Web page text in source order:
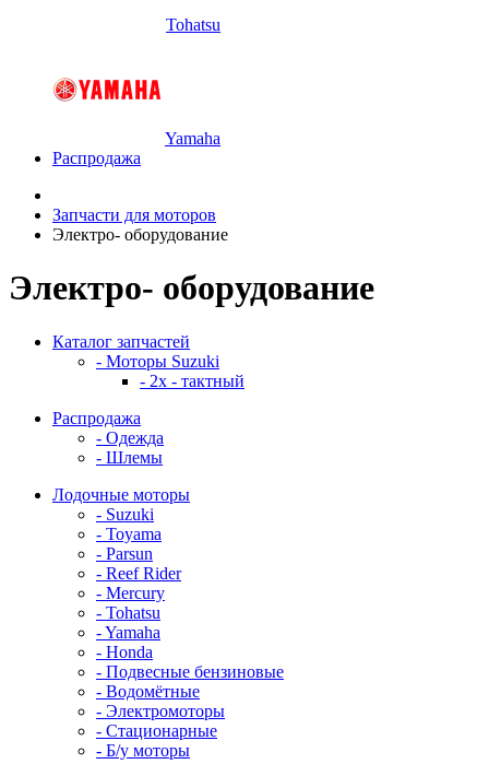
Tohatsu
Yamaha
Распродажа
Запчасти для моторов
Электро- оборудование
Электро- оборудование
Каталог запчастей
- Моторы Suzuki
- 2x - тактный
Распродажа
- Одежда
- Шлемы
Лодочные моторы
- Suzuki
- Toyama
- Parsun
- Reef Rider
- Mercury
- Tohatsu
- Yamaha
- Honda
- Подвесные бензиновые
- Водомётные
- Электромоторы
- Стационарные
- Б/у моторы